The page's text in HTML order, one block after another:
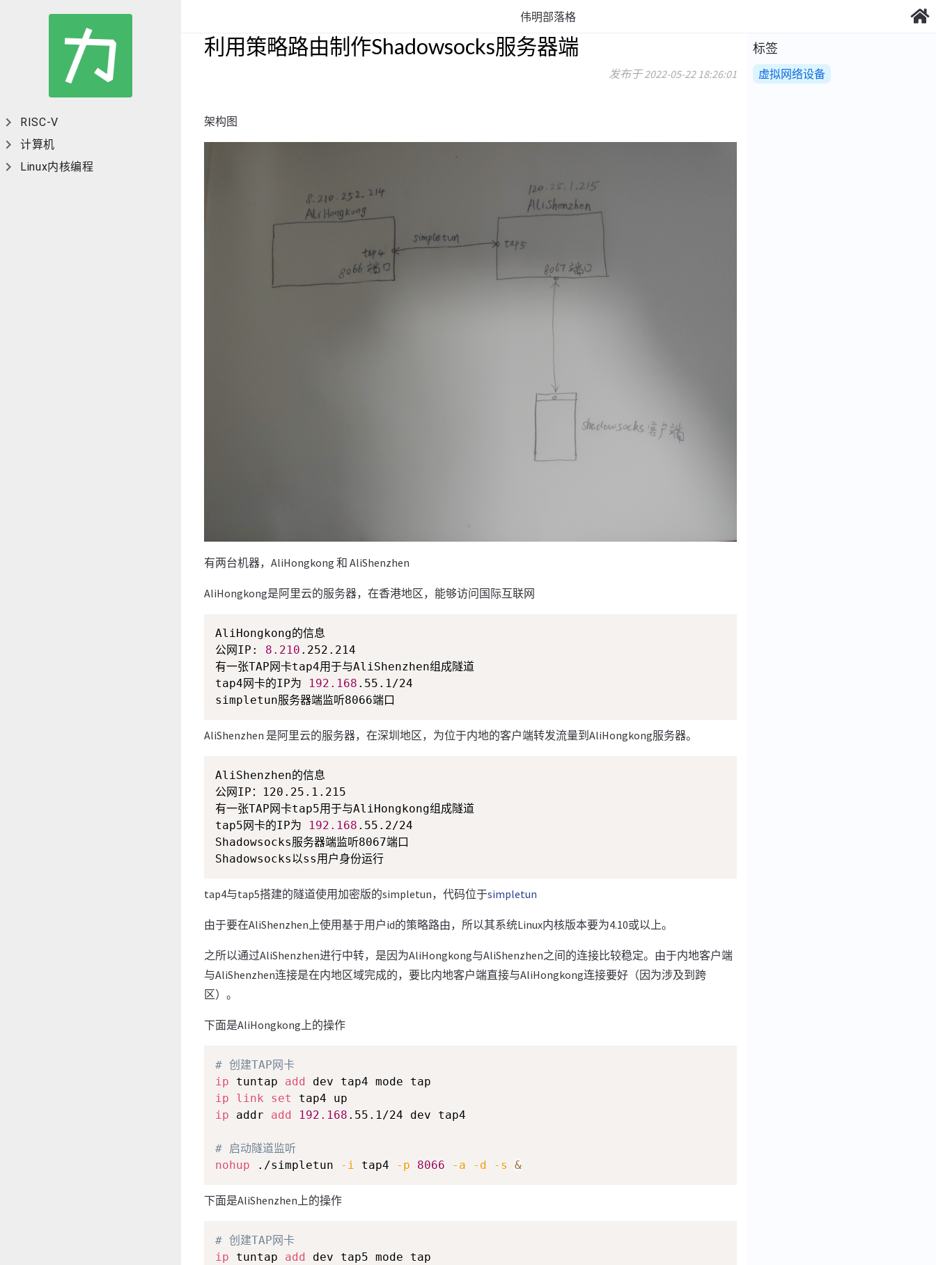
RISC-V
计算机
Linux内核编程
伟明部落格
利用策略路由制作Shadowsocks服务器端
发布于 2022-05-22 18:26:01
架构图
有两台机器，AliHongkong 和 AliShenzhen
AliHongkong是阿里云的服务器，在香港地区，能够访问国际互联网
AliHongkong的信息
公网IP: 8.210 .252.214
有一张TAP网卡tap4用于与AliShenzhen组成隧道
tap4网卡的IP为
192.168 .55.1/24
simpletun服务器端监听8066端口
AliShenzhen 是阿里云的服务器，在深圳地区，为位于内地的客户端转发流量到AliHongkong服务器。
AliShenzhen的信息
公网IP：120.25.1.215
有一张TAP网卡tap5用于与AliHongkong组成隧道
tap5网卡的IP为
192.168 .55.2/24
Shadowsocks服务器端监听8067端口
Shadowsocks以ss用户身份运行
tap4与tap5搭建的隧道使用加密版的simpletun，代码位于simpletun
由于要在AliShenzhen上使用基于用户id的策略路由，所以其系统Linux内核版本要为4.10或以上。
之所以通过AliShenzhen进行中转，是因为AliHongkong与AliShenzhen之间的连接比较稳定。由于内地客户端
与AliShenzhen连接是在内地区域完成的，要比内地客户端直接与AliHongkong连接要好（因为涉及到跨
区）。
下面是AliHongkong上的操作
# 创建TAP网卡
ip tuntap add
ip
link set
ip addr add 192.168 .55.1/24 dev tap4
# 启动隧道监听
nohup ./simpletun -i tap4 -p 8066 -a -d -s &
下面是AliShenzhen上的操作
# 创建TAP网卡
ip tuntap add
标签
虚拟网络设备